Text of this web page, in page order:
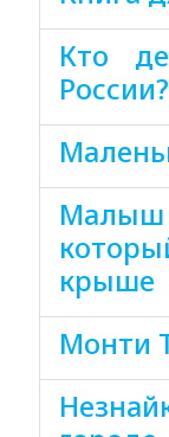
Кто
России?
крыше
Монти